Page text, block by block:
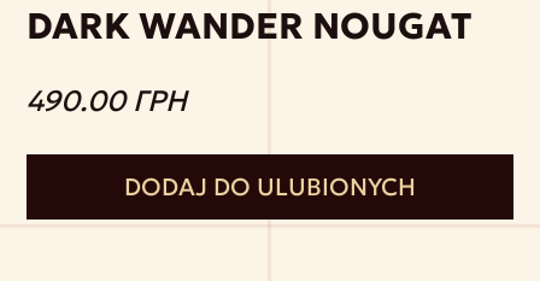
DARK WANDER NOUGAT
490.00 ГРН
DODAJ DO ULUBIONYCH